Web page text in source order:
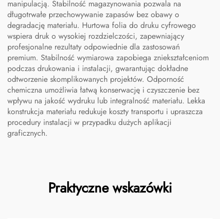
manipulacją. Stabilność magazynowania pozwala na
długotrwałe przechowywanie zapasów bez obawy o
degradację materiału. Hurtowa folia do druku cyfrowego
wspiera druk o wysokiej rozdzielczości, zapewniający
profesjonalne rezultaty odpowiednie dla zastosowań
premium. Stabilność wymiarowa zapobiega zniekształceniom
podczas drukowania i instalacji, gwarantując dokładne
odtworzenie skomplikowanych projektów. Odporność
chemiczna umożliwia łatwą konserwację i czyszczenie bez
wpływu na jakość wydruku lub integralność materiału. Lekka
konstrukcja materiału redukuje koszty transportu i upraszcza
procedury instalacji w przypadku dużych aplikacji
graficznych.
Praktyczne wskazówki